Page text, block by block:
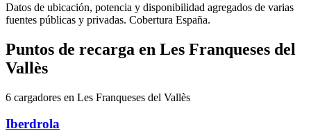
Datos de ubicación, potencia y disponibilidad agregados de varias
fuentes públicas y privadas. Cobertura España.
Puntos de recarga en Les Franqueses del
Vallès
6 cargadores en Les Franqueses del Vallès
Iberdrola